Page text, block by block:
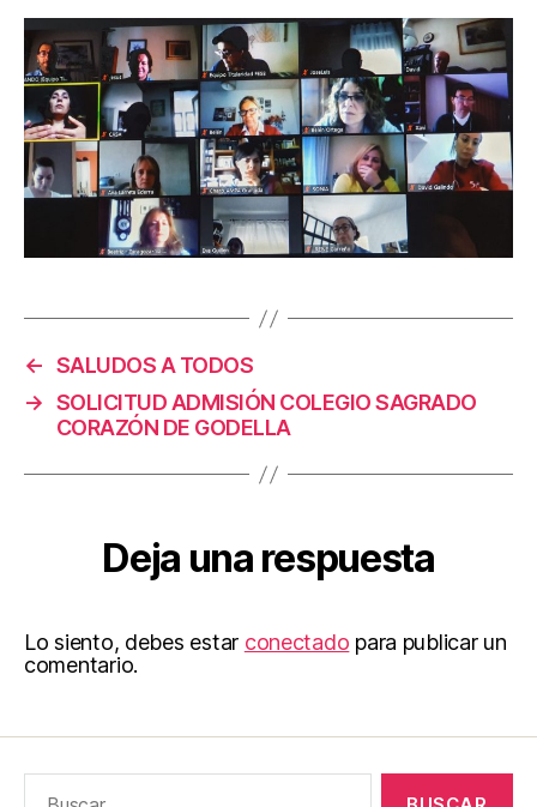
← SALUDOS A TODOS
→ SOLICITUD ADMISIÓN COLEGIO SAGRADO
CORAZÓN DE GODELLA
Deja una respuesta
Lo siento, debes estar conectado para publicar un
comentario.